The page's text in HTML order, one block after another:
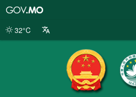
da
32°C